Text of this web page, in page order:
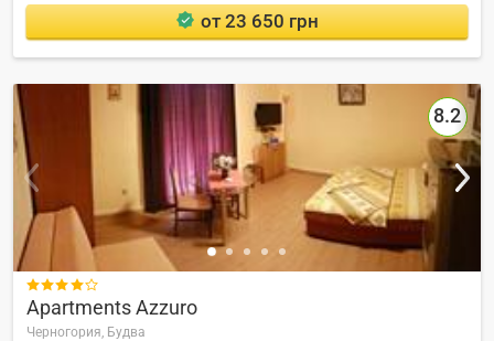
от 23 650 грн
8.2

Apartments Azzuro
Черногория, Будва